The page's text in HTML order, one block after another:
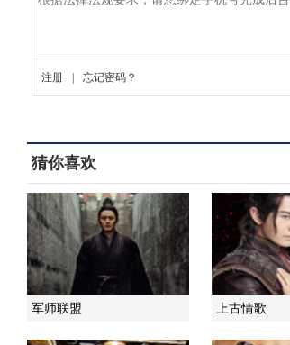
猜你喜欢
军师联盟 上古情歌